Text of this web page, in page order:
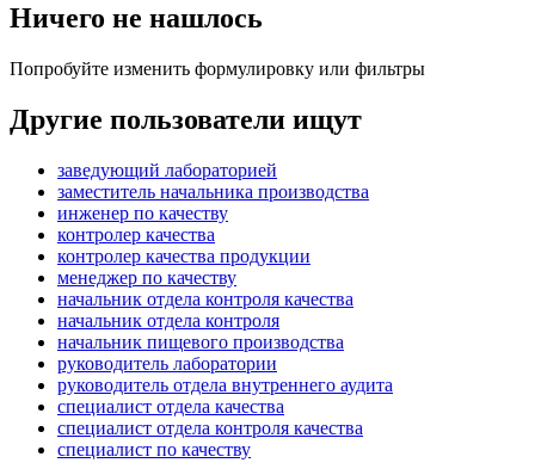
Ничего не нашлось
Попробуйте изменить формулировку или фильтры
Другие пользователи ищут
заведующий лабораторией
заместитель начальника производства
инженер по качеству
контролер качества
контролер качества продукции
менеджер по качеству
начальник отдела контроля качества
начальник отдела контроля
начальник пищевого производства
руководитель лаборатории
руководитель отдела внутреннего аудита
специалист отдела качества
специалист отдела контроля качества
специалист по качеству